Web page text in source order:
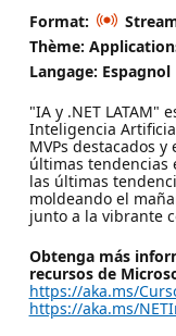
Format:
Thème:
Langage: Espagnol
"IA y .NET LATAM"
Inteligencia
MVPs destacados
últimas tendencias
las últimas
moldeando el
junto a la vibrante
Obtenga más
recursos de
https://aka.ms/
https://aka.ms/